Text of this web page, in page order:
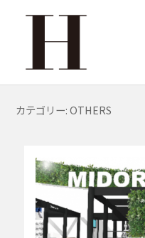
カテゴリー:OTHERS